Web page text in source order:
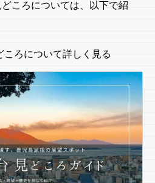
ころについては、以下で紹
ころについて詳しく見る